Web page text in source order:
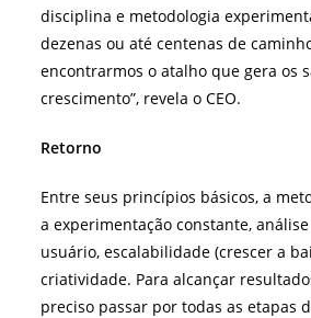
disciplina e metodologia
dezenas ou até centenas de
encontrarmos o atalho que gera os
crescimento”, revela o CEO.
Retorno
Entre seus princípios básicos, a
a experimentação constante,
usuário, escalabilidade (crescer a
criatividade. Para alcançar
preciso passar por todas as etapas